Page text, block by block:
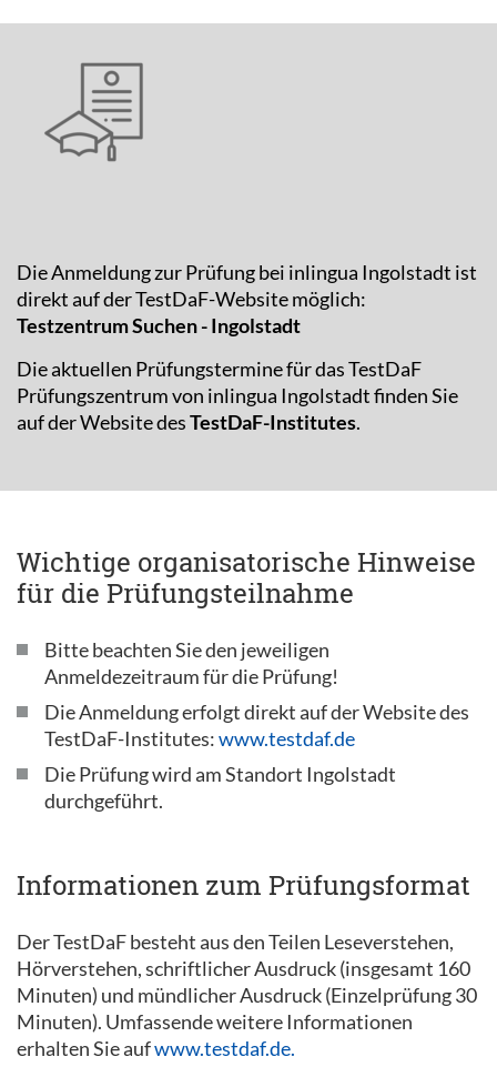
Die Anmeldung zur Prüfung bei inlingua Ingolstadt ist
direkt auf der TestDaF-Website möglich:
Testzentrum Suchen - Ingolstadt
Die aktuellen Prüfungstermine für das TestDaF
Prüfungszentrum von inlingua Ingolstadt finden Sie
auf der Website desTestDaF-Institutes.
Wichtige organisatorische Hinweise
für die Prüfungsteilnahme
Bitte beachten Sie den jeweiligen
Anmeldezeitraum für die Prüfung!
Die Anmeldung erfolgt direkt auf der Website des
TestDaF-Institutes:www.testdaf.de
Die Prüfung wird am Standort Ingolstadt
durchgeführt.
Informationen zum Prüfungsformat
Der TestDaF besteht aus den Teilen Leseverstehen,
Hörverstehen, schriftlicher Ausdruck (insgesamt 160
Minuten) und mündlicher Ausdruck (Einzelprüfung 30
Minuten). Umfassende weitere Informationen
erhalten Sie aufwww.testdaf.de.